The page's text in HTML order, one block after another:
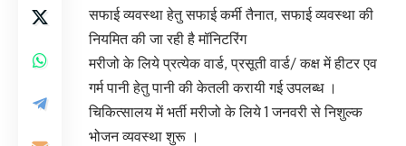
सफाई व्यवस्था हेतु सफाई कर्मी तैनात, सफाई व्यवस्था की
नियमित की जा रही है मॉनिटरिंग
मरीजो के लिये प्रत्येक वार्ड, प्रसूती वार्ड/ कक्ष में हीटर एव
गर्म पानी हेतु पानी की केतली करायी गई उपलब्ध ।
चिकित्सालय में भर्ती मरीजो के लिये 1 जनवरी से निशुल्क
भोजन व्यवस्था शुरू ।